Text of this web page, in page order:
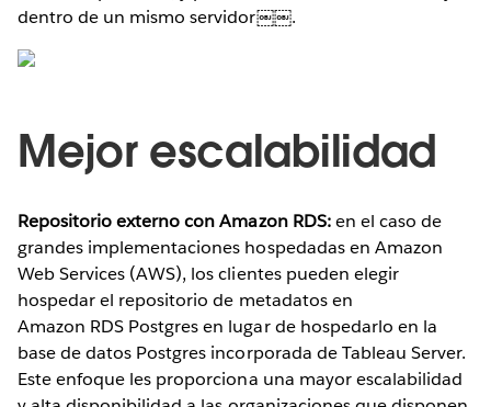
dentro de un mismo servidor￼￼.
Mejor escalabilidad
Repositorio externo con Amazon RDS:en el caso de
grandes implementaciones hospedadas en Amazon
Web Services (AWS), los clientes pueden elegir
hospedar el repositorio de metadatos en
Amazon RDS Postgres en lugar de hospedarlo en la
base de datos Postgres incorporada de Tableau Server.
Este enfoque les proporciona una mayor escalabilidad